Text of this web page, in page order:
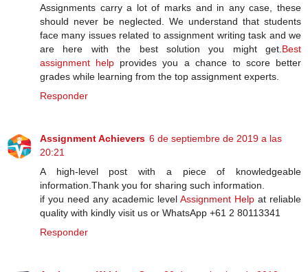
Assignments carry a lot of marks and in any case, these
should never be neglected. We understand that students
face many issues related to assignment writing task and we
are here with the best solution you might get. Best
assignment help provides you a chance to score better
grades while learning from the top assignment experts.
Responder
Assignment Achievers 6 de septiembre de 2019 a las
20:21
A high-level post with a piece of knowledgeable
information.Thank you for sharing such information.
if you need any academic level Assignment Help at reliable
quality with kindly visit us or WhatsApp +61 2 80113341
Responder